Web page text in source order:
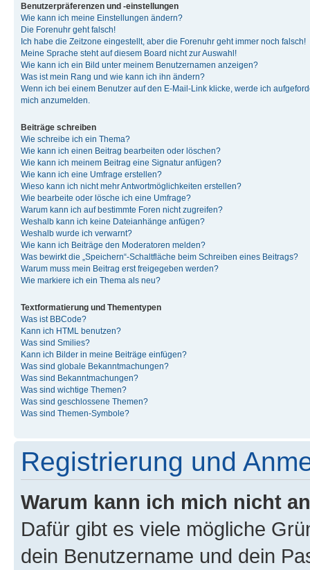
Benutzerpräferenzen und -einstellungen
Wie kann ich meine Einstellungen ändern?
Die Forenuhr geht falsch!
Ich habe die Zeitzone eingestellt, aber die Forenuhr geht immer noch falsch!
Meine Sprache steht auf diesem Board nicht zur Auswahl!
Wie kann ich ein Bild unter meinem Benutzernamen anzeigen?
Was ist mein Rang und wie kann ich ihn ändern?
Wenn ich bei einem Benutzer auf den E-Mail-Link klicke, werde ich
mich anzumelden.
Beiträge schreiben
Wie schreibe ich ein Thema?
Wie kann ich einen Beitrag bearbeiten oder löschen?
Wie kann ich meinem Beitrag eine Signatur anfügen?
Wie kann ich eine Umfrage erstellen?
Wieso kann ich nicht mehr Antwortmöglichkeiten erstellen?
Wie bearbeite oder lösche ich eine Umfrage?
Warum kann ich auf bestimmte Foren nicht zugreifen?
Weshalb kann ich keine Dateianhänge anfügen?
Weshalb wurde ich verwarnt?
Wie kann ich Beiträge den Moderatoren melden?
Was bewirkt die „Speichern“-Schaltfläche beim Schreiben eines Beitrags?
Warum muss mein Beitrag erst freigegeben werden?
Wie markiere ich ein Thema als neu?
Textformatierung und Thementypen
Was ist BBCode?
Kann ich HTML benutzen?
Was sind Smilies?
Kann ich Bilder in meine Beiträge einfügen?
Was sind globale Bekanntmachungen?
Was sind Bekanntmachungen?
Was sind wichtige Themen?
Was sind geschlossene Themen?
Was sind Themen-Symbole?
Registrierung und
Warum kann ich mich nicht
Dafür gibt es viele mögliche
dein Benutzername und dein